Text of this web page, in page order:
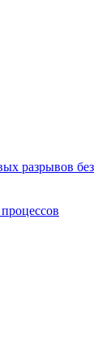
разрывов без